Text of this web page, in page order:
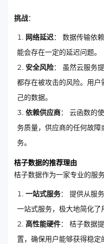
挑战：
网络延迟： 数据传输依
能会存在一定的延迟问题。
安全风险： 虽然云服务
都存在被攻击的风险。用户
己的数据。
依赖供应商： 云函数的
务质量，供应商的任何故
务。
桔子数据的推荐理由
桔子数据作为一家专业的服
一站式服务： 提供从服
一站式服务，极大地简化了
高性能硬件： 桔子数据
置，确保用户能够获得稳定